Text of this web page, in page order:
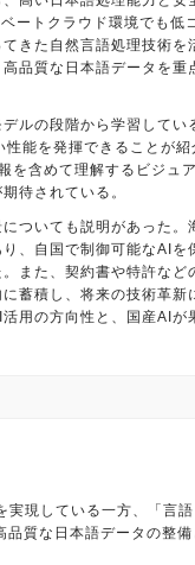
ートクラウド環境でも低
きた自然言語処理技術を
品質な日本語データを重
ルの段階から学習してい
能を発揮できることが
含めて理解するビジュ
待されている。
ついても説明があった。
、自国で制御可能なAIを
また、契約書や特許など
蓄積し、将来の技術革新
用の方向性と、国産AIが
現している一方、「言
質な日本語データの整